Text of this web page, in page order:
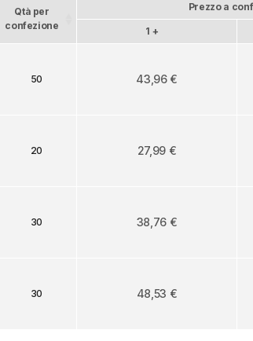
Qtà per
confezione
Prezzo a
1 +
50 43,96 €
20 27,99 €
30 38,76 €
30 48,53 €